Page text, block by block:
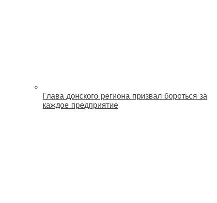
Глава донского региона призвал бороться за
каждое предприятие